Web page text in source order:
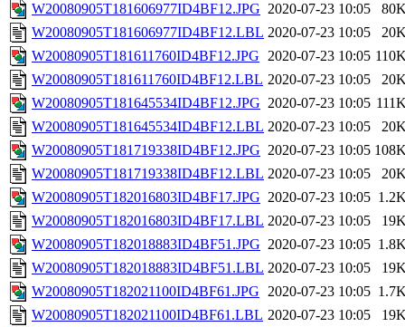
W20080905T181606977ID4BF12.JPG 2020-07-23 10:05
W20080905T181606977ID4BF12.LBL 2020-07-23 10:05
W20080905T181611760ID4BF12.JPG 2020-07-23 10:05
W20080905T181611760ID4BF12.LBL 2020-07-23 10:05
W20080905T181645534ID4BF12.JPG 2020-07-23 10:05
W20080905T181645534ID4BF12.LBL 2020-07-23 10:05
W20080905T181719338ID4BF12.JPG 2020-07-23 10:05
W20080905T181719338ID4BF12.LBL 2020-07-23 10:05
W20080905T182016803ID4BF17.JPG 2020-07-23 10:05
W20080905T182016803ID4BF17.LBL 2020-07-23 10:05
W20080905T182018883ID4BF51.JPG 2020-07-23 10:05
W20080905T182018883ID4BF51.LBL 2020-07-23 10:05
W20080905T182021100ID4BF61.JPG 2020-07-23 10:05
W20080905T182021100ID4BF61.LBL 2020-07-23 10:05